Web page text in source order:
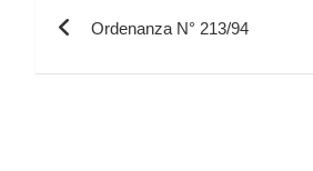
Ordenanza N° 213/94